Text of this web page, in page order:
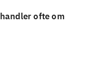
handler ofte om